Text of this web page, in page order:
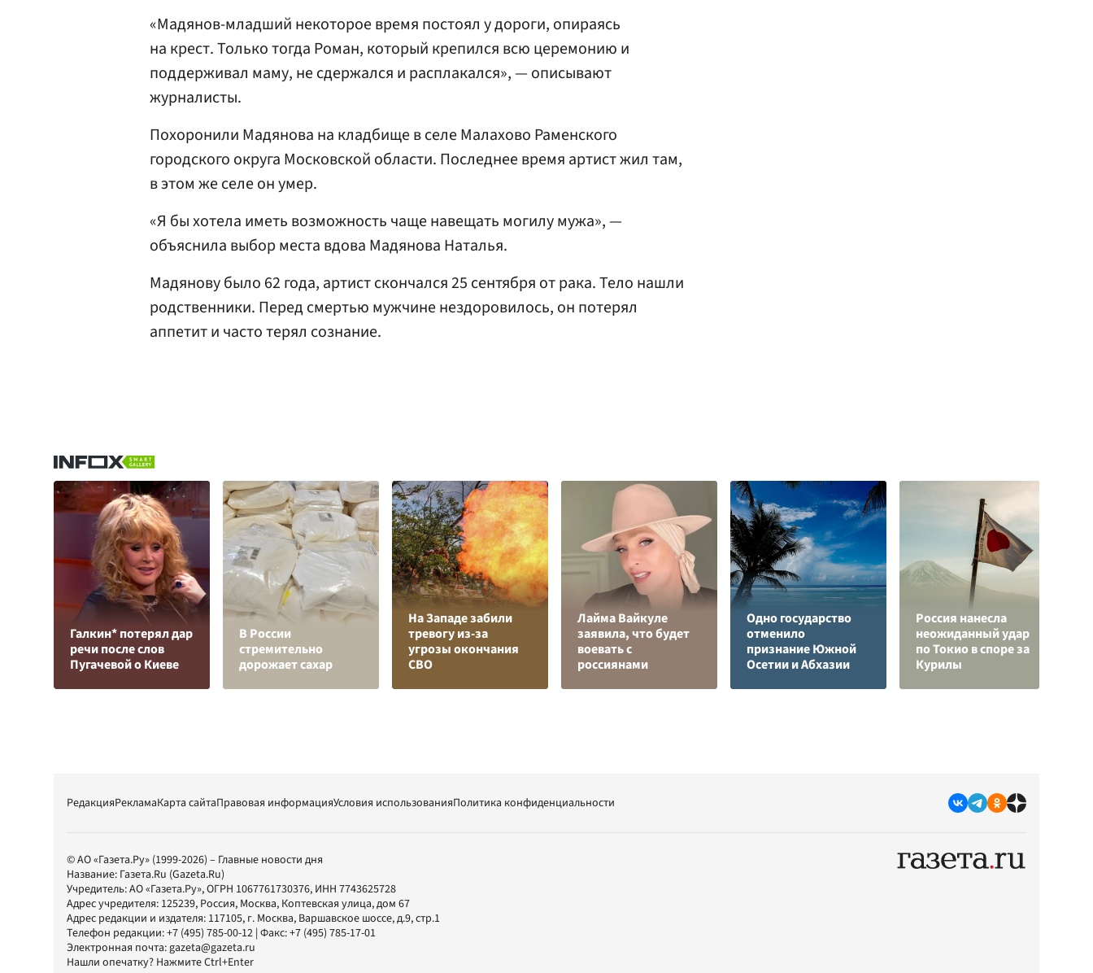
«Мадянов-младший некоторое время постоял у дороги, опираясь
на крест. Только тогда Роман, который крепился всю церемонию и
поддерживал маму, не сдержался и расплакался», — описывают
журналисты.
Похоронили Мадянова на кладбище в селе Малахово Раменского
городского округа Московской области. Последнее время артист жил там,
в этом же селе он умер.
«Я бы хотела иметь возможность чаще навещать могилу мужа», —
объяснила выбор места вдова Мадянова Наталья.
Мадянову было 62 года, артист скончался 25 сентября от рака. Тело нашли
родственники. Перед смертью мужчине нездоровилось, он потерял
аппетит и часто терял сознание.
Галкин* потерял дар
речи после слов
Пугачевой о Киеве
В России
стремительно
дорожает сахар
На Западе забили
тревогу из-за
угрозы окончания
СВО
Лайма Вайкуле
заявила, что будет
воевать с
россиянами
Одно государство
отменило
признание Южной
Осетии и Абхазии
Россия нанесла
неожиданный удар
по Токио в споре за
Курилы
РедакцияРекламаКарта сайтаПравовая информацияУсловия использованияПолитика конфиденциальности
© АО «Газета.Ру» (1999-2026) – Главные новости дня
Название: Газета.Ru (Gazeta.Ru)
Учредитель:АО «Газета.Ру», ОГРН 1067761730376, ИНН 7743625728
Адрес учредителя: 125239, Россия, Москва, Коптевская улица, дом 67
Адрес редакции и издателя: 117105, г. Москва, Варшавское шоссе, д.9, стр.1
Телефон редакции:+7 (495) 785-00-12 | Факс:+7 (495) 785-17-01
Электронная почта:gazeta@gazeta.ru
Нашли опечатку? Нажмите Ctrl+Enter